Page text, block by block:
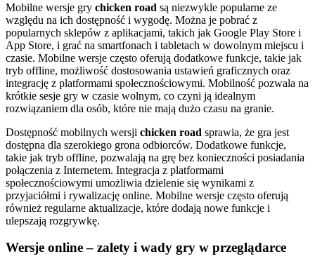
Mobilne wersje gry chicken road są niezwykle popularne ze
względu na ich dostępność i wygodę. Można je pobrać z
popularnych sklepów z aplikacjami, takich jak Google Play Store i
App Store, i grać na smartfonach i tabletach w dowolnym miejscu i
czasie. Mobilne wersje często oferują dodatkowe funkcje, takie jak
tryb offline, możliwość dostosowania ustawień graficznych oraz
integrację z platformami społecznościowymi. Mobilność pozwala na
krótkie sesje gry w czasie wolnym, co czyni ją idealnym
rozwiązaniem dla osób, które nie mają dużo czasu na granie.
Dostępność mobilnych wersji chicken road sprawia, że gra jest
dostępna dla szerokiego grona odbiorców. Dodatkowe funkcje,
takie jak tryb offline, pozwalają na grę bez konieczności posiadania
połączenia z Internetem. Integracja z platformami
społecznościowymi umożliwia dzielenie się wynikami z
przyjaciółmi i rywalizację online. Mobilne wersje często oferują
również regularne aktualizacje, które dodają nowe funkcje i
ulepszają rozgrywkę.
Wersje online – zalety i wady gry w przeglądarce